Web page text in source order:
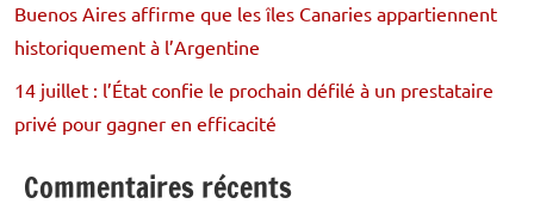
Buenos Aires affirme que les îles Canaries appartiennent
historiquement à l’Argentine
14 juillet : l’État confie le prochain défilé à un prestataire
privé pour gagner en efficacité
Commentaires récents